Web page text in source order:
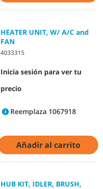
HEATER UNIT, W/ A/C and
FAN
4033315
Inicia sesión para ver tu
precio
Reemplaza 1067918
Añadir al carrito
HUB KIT, IDLER, BRUSH,